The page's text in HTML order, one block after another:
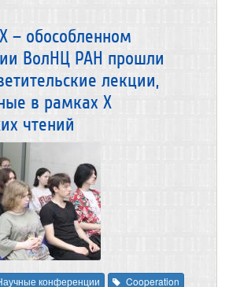
– обособленном
ВолНЦ РАН прошли
лекции,
в рамках Х
чтений
конференции Cooperation